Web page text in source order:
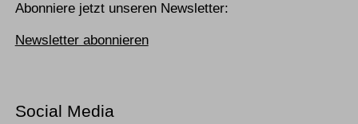
Abonniere jetzt unseren Newsletter:
Newsletter abonnieren
Social Media